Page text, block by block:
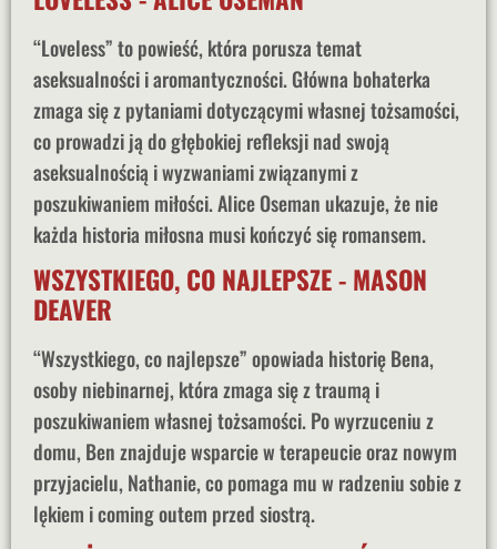
“Loveless” to powieść, która porusza temat
aseksualności i aromantyczności. Główna bohaterka
zmaga się z pytaniami dotyczącymi własnej tożsamości,
co prowadzi ją do głębokiej refleksji nad swoją
aseksualnością i wyzwaniami związanymi z
poszukiwaniem miłości. Alice Oseman ukazuje, że nie
każda historia miłosna musi kończyć się romansem.
WSZYSTKIEGO, CO NAJLEPSZE - MASON
DEAVER
“Wszystkiego, co najlepsze” opowiada historię Bena,
osoby niebinarnej, która zmaga się z traumą i
poszukiwaniem własnej tożsamości. Po wyrzuceniu z
domu, Ben znajduje wsparcie w terapeucie oraz nowym
przyjacielu, Nathanie, co pomaga mu w radzeniu sobie z
lękiem i coming outem przed siostrą.